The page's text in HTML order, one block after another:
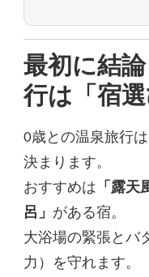
最初に結
行は「宿
0歳との温泉旅行
決まります。
おすすめは 「露天
呂」 がある宿。
大浴場の緊張とバ
力）を守れます。